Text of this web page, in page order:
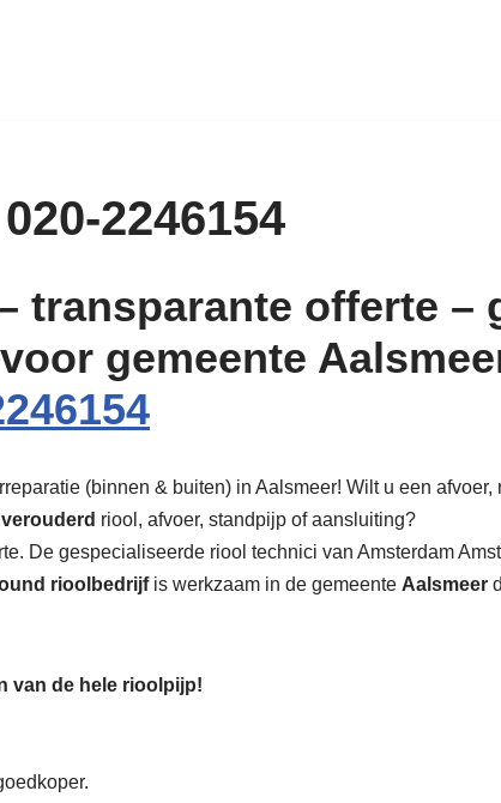
2246154
transparante offerte –
gemeente
(binnen & buiten) in Aalsmeer! Wilt u een afvoer,
verouderd riool, afvoer, standpijp of aansluiting?
De gespecialiseerde riool technici van Amsterdam
rioolbedrijfis werkzaam in de gemeente Aalsmeer
van de hele rioolpijp!